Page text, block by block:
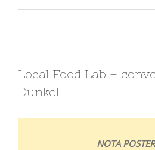
Local Food Lab –
Dunkel
NOTA